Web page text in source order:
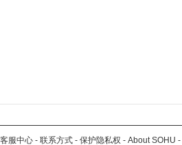
客服中心 - 联系方式 - 保护隐私权 - About SOHU -